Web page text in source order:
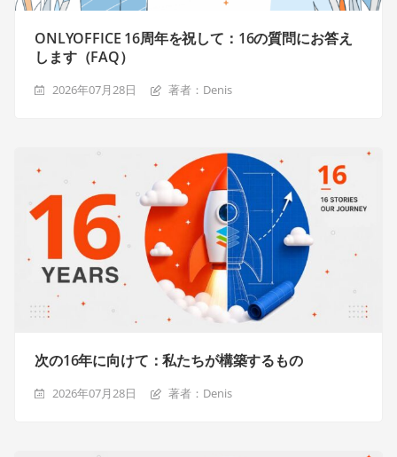
ONLYOFFICE 16周年を祝して：16の質問にお答え
します（FAQ）
2026年07月28日 著者：Denis
次の16年に向けて：私たちが構築するもの
2026年07月28日 著者：Denis